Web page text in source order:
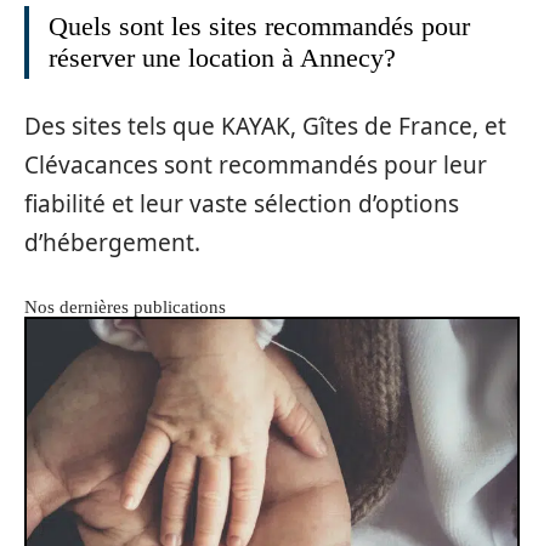
Quels sont les sites recommandés pour
réserver une location à Annecy?
Des sites tels que KAYAK, Gîtes de France, et
Clévacances sont recommandés pour leur
fiabilité et leur vaste sélection d’options
d’hébergement.
Nos dernières publications